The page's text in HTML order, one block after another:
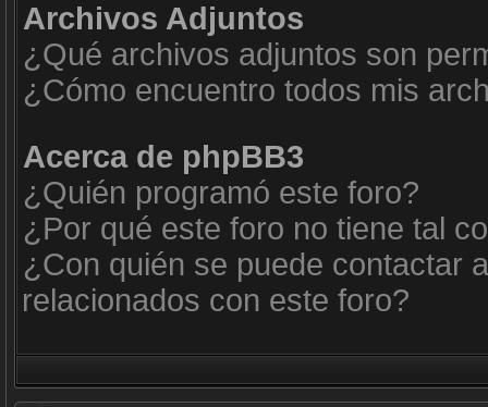
Archivos Adjuntos
¿Qué archivos adjuntos son
¿Cómo encuentro todos mis
Acerca de phpBB3
¿Quién programó este foro?
¿Por qué este foro no tiene tal
¿Con quién se puede contactar
relacionados con este foro?